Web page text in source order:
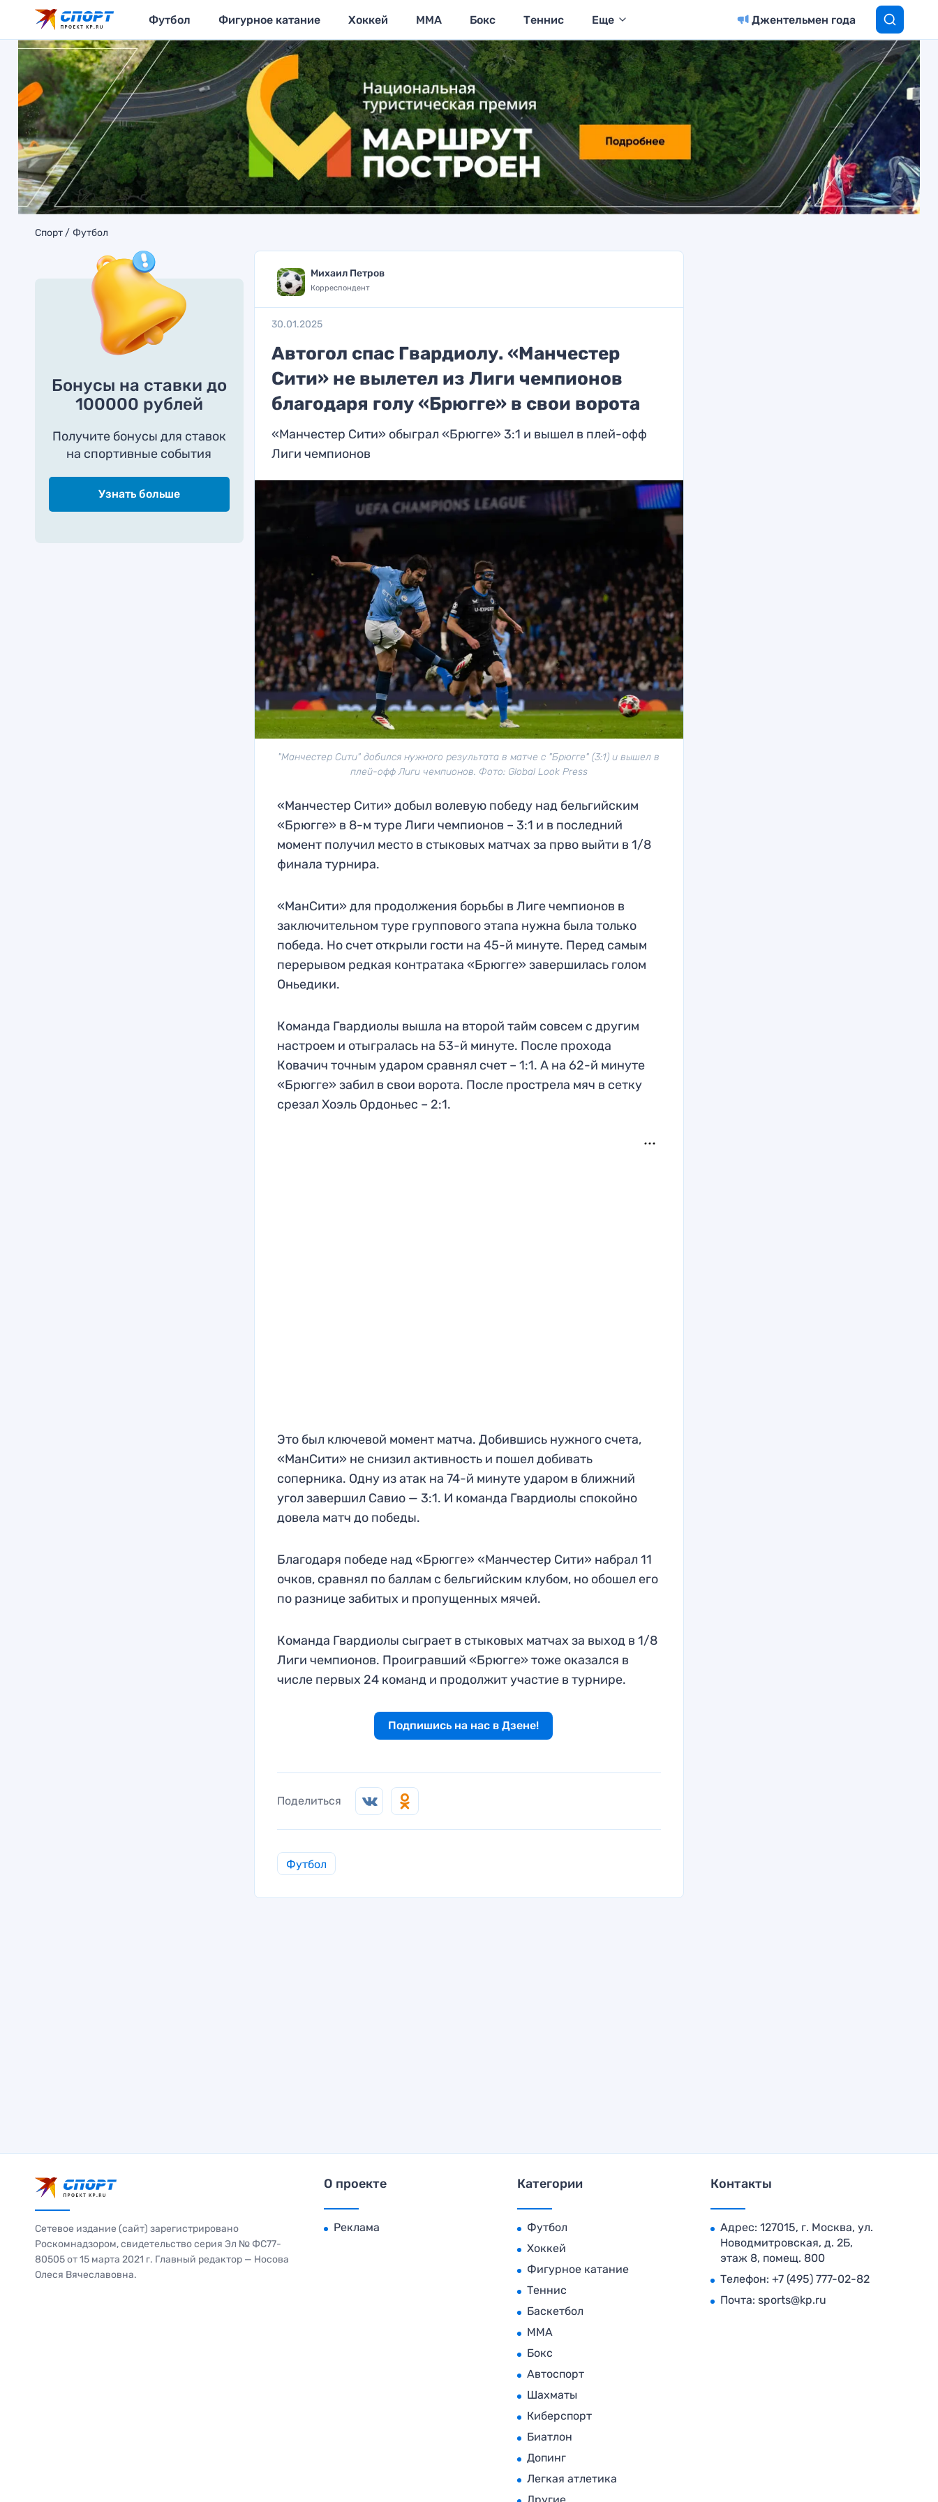
Футбол Фигурное катание Хоккей MMA Бокс Теннис Еще Джентельмен года
Спорт Футбол
Бонусы на ставки до
100000 рублей
Получите бонусы для ставок
на спортивные события
Узнать больше
Михаил Петров
Корреспондент
30.01.2025
Автогол спас Гвардиолу. «Манчестер
Сити» не вылетел из Лиги чемпионов
благодаря голу «Брюгге» в свои ворота
«Манчестер Сити» обыграл «Брюгге» 3:1 и вышел в плей-офф
Лиги чемпионов
"Манчестер Сити" добился нужного результата в матче с "Брюгге" (3:1) и вышел в
плей-офф Лиги чемпионов. Фото: Global Look Press
«Манчестер Сити» добыл волевую победу над бельгийским
«Брюгге» в 8-м туре Лиги чемпионов – 3:1 и в последний
момент получил место в стыковых матчах за прво выйти в 1/8
финала турнира.
«МанСити» для продолжения борьбы в Лиге чемпионов в
заключительном туре группового этапа нужна была только
победа. Но счет открыли гости на 45-й минуте. Перед самым
перерывом редкая контратака «Брюгге» завершилась голом
Оньедики.
Команда Гвардиолы вышла на второй тайм совсем с другим
настроем и отыгралась на 53-й минуте. После прохода
Ковачич точным ударом сравнял счет – 1:1. А на 62-й минуте
«Брюгге» забил в свои ворота. После прострела мяч в сетку
срезал Хоэль Ордоньес – 2:1.
Это был ключевой момент матча. Добившись нужного счета,
«МанСити» не снизил активность и пошел добивать
соперника. Одну из атак на 74-й минуте ударом в ближний
угол завершил Савио — 3:1. И команда Гвардиолы спокойно
довела матч до победы.
Благодаря победе над «Брюгге» «Манчестер Сити» набрал 11
очков, сравнял по баллам с бельгийским клубом, но обошел его
по разнице забитых и пропущенных мячей.
Команда Гвардиолы сыграет в стыковых матчах за выход в 1/8
Лиги чемпионов. Проигравший «Брюгге» тоже оказался в
числе первых 24 команд и продолжит участие в турнире.
Подпишись на нас в Дзене!
Поделиться
Футбол
Сетевое издание (сайт) зарегистрировано
Роскомнадзором, свидетельство серия Эл № ФС77-
80505 от 15 марта 2021 г. Главный редактор — Носова
Олеся Вячеславовна.
О проекте
Реклама
Категории
Футбол
Хоккей
Фигурное катание
Теннис
Баскетбол
MMA
Бокс
Автоспорт
Шахматы
Киберспорт
Биатлон
Допинг
Легкая атлетика
Контакты
Адрес: 127015, г. Москва, ул.
Новодмитровская, д. 2Б,
этаж 8, помещ. 800
Телефон: +7 (495) 777-02-82
Почта: sports@kp.ru